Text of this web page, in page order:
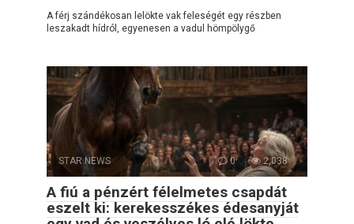
A férj szándékosan lelökte vak feleségét egy részben
leszakadt hídról, egyenesen a vadul hömpölygő
STAR NEWS 0 2,038
A fiú a pénzért félelmetes csapdát
eszelt ki: kerekesszékes édesanyját